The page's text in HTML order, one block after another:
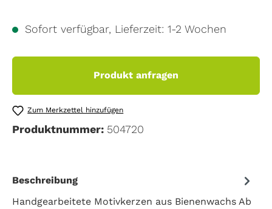
Sofort verfügbar, Lieferzeit: 1-2 Wochen
Produkt anfragen
Zum Merkzettel hinzufügen
Produktnummer: 504720
Beschreibung
Handgearbeitete Motivkerzen aus Bienenwachs Ab